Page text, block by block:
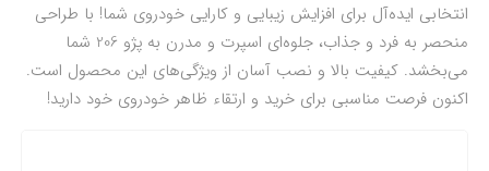
انتخابی ایده‌آل برای افزایش زیبایی و کارایی خودروی شما! با طراحی
منحصر به فرد و جذاب، جلوه‌ای اسپرت و مدرن به پژو 206 شما
می‌بخشد. کیفیت بالا و نصب آسان از ویژگی‌های این محصول است.
اکنون فرصت مناسبی برای خرید و ارتقاء ظاهر خودروی خود دارید!